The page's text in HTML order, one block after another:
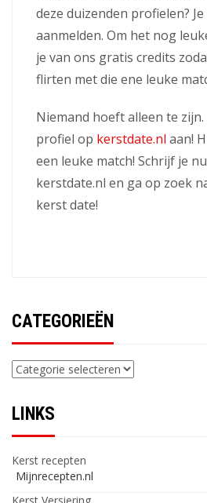
deze duizenden profielen?
aanmelden. Om het nog
je van ons gratis credits
flirten met die ene leuke
Niemand hoeft alleen te
profiel op kerstdate.nl aan!
een leuke match! Schrijf je
kerstdate.nl en ga op zoek
kerst date!
CATEGORIEËN
Categorieën
LINKS
Kerst recepten
Mijnrecepten.nl